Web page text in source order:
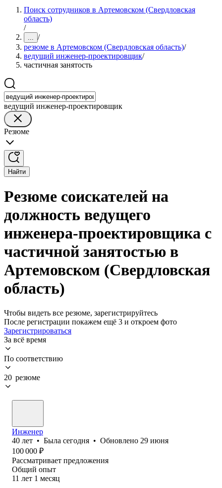
Поиск сотрудников в Артемовском (Свердловская
область)
/
... /
резюме в Артемовском (Свердловская область)/
ведущий инженер-проектировщик/
частичная занятость
ведущий инженер-проектировщик
Резюме
Найти
Резюме соискателей на
должность ведущего
инженера-проектировщика с
частичной занятостью в
Артемовском (Свердловская
область)
Чтобы видеть все резюме, зарегистрируйтесь
После регистрации покажем ещё 3 и откроем фото
Зарегистрироваться
За всё время
По соответствию
20 резюме
Инженер
40 лет • Была сегодня • Обновлено 29 июня
100 000 ₽
Рассматривает предложения
Общий опыт
11 лет 1 месяц